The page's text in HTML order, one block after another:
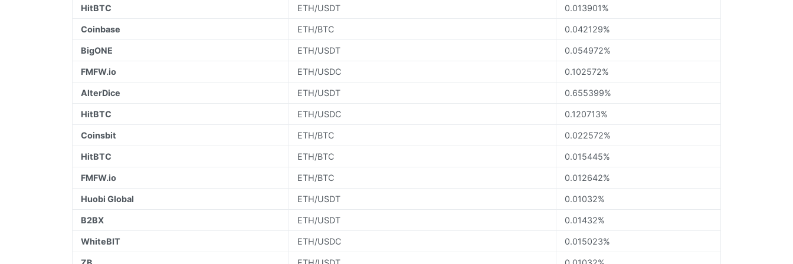
HitBTC ETH/USDT 0.013901%
Coinbase ETH/BTC 0.042129%
BigONE ETH/USDT 0.054972%
FMFW.io ETH/USDC 0.102572%
AlterDice ETH/USDT 0.655399%
HitBTC ETH/USDC 0.120713%
Coinsbit ETH/BTC 0.022572%
HitBTC ETH/BTC 0.015445%
FMFW.io ETH/BTC 0.012642%
Huobi Global ETH/USDT 0.01032%
B2BX ETH/USDT 0.01432%
WhiteBIT ETH/USDC 0.015023%